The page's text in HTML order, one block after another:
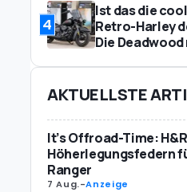
4
Ist das die
Retro-Harley
Die
AKTUELLSTE
It’s Offroad-Time:
Höherlegungsfedern
Ranger
7 Aug.-Anzeige